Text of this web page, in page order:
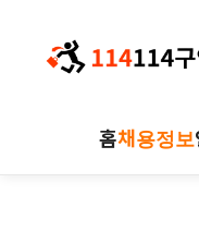
홈채용정보